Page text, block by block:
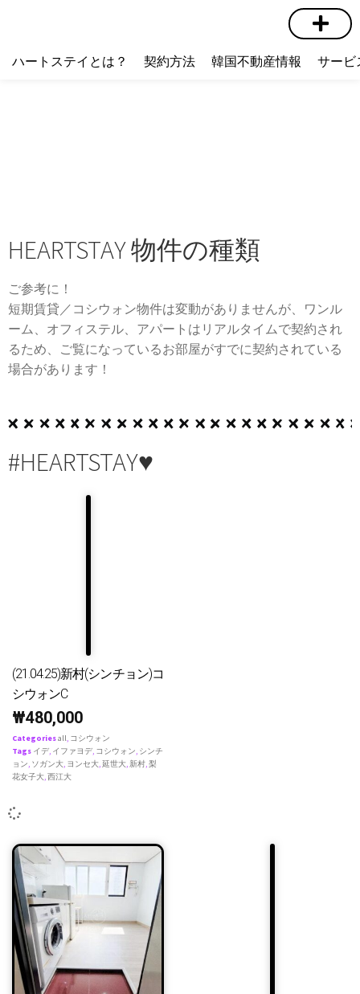
ハートステイとは？ 契約方法 韓国不動産情報 サービ
HEARTSTAY 物件の種類
ご参考に！
短期賃貸／コシウォン物件は変動がありませんが、ワンル
ーム、オフィステル、アパートはリアルタイムで契約され
るため、ご覧になっているお部屋がすでに契約されている
場合があります！
#HEARTSTAY♥
(21.04.25)新村(シンチョン)コ
シウォンC
₩480,000
Categoriesall, コシウォン
Tags イデ, イファヨデ, コシウォン, シンチ
ョン, ソガン大, ヨンセ大,延世大,新村,梨
花女子大,西江大